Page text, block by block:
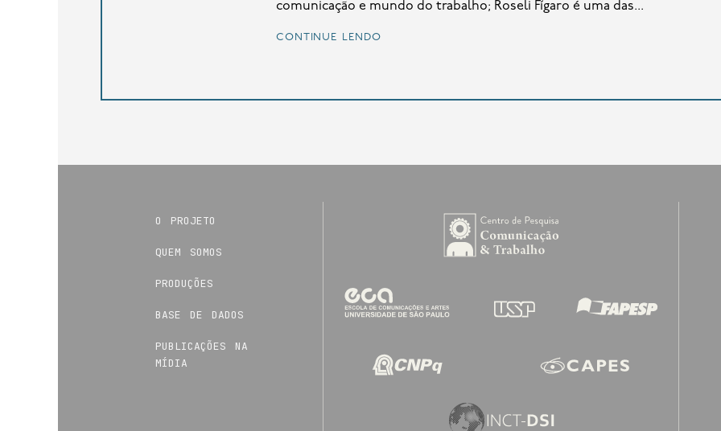
comunicação e mundo do trabalho; Roseli Fígaro é uma das...
continue lendo
o projeto
quem somos
produções
base de dados
publicações na
mídia